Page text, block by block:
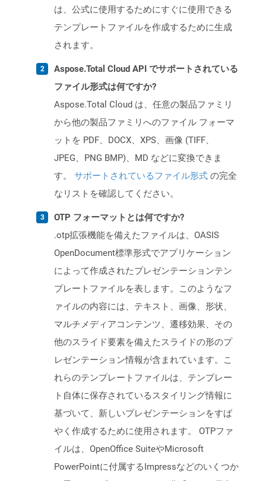
は、公式に使用するためにすぐに使用できる
テンプレートファイルを作成するために生成
されます。
Aspose.Total Cloud API でサポートされている
ファイル形式は何ですか?
Aspose.Total Cloud は、任意の製品ファミリ
から他の製品ファミリへのファイル フォーマ
ットを PDF、DOCX、XPS、画像 (TIFF、
JPEG、PNG BMP)、MD などに変換できま
す。 サポートされているファイル形式 の完全
なリストを確認してください。
OTP フォーマットとは何ですか?
.otp拡張機能を備えたファイルは、OASIS
OpenDocument標準形式でアプリケーション
によって作成されたプレゼンテーションテン
プレートファイルを表します。このようなフ
ァイルの内容には、テキスト、画像、形状、
マルチメディアコンテンツ、遷移効果、その
他のスライド要素を備えたスライドの形のプ
レゼンテーション情報が含まれています。こ
れらのテンプレートファイルは、テンプレー
ト自体に保存されているスタイリング情報に
基づいて、新しいプレゼンテーションをすば
やく作成するために使用されます。 OTPファ
イルは、OpenOffice SuiteやMicrosoft
PowerPointに付属するImpressなどのいくつか